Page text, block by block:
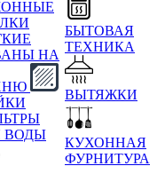
НА
ВОДЫ
БЫТОВАЯ
ТЕХНИКА
ВЫТЯЖКИ
КУХОННАЯ
ФУРНИТУРА